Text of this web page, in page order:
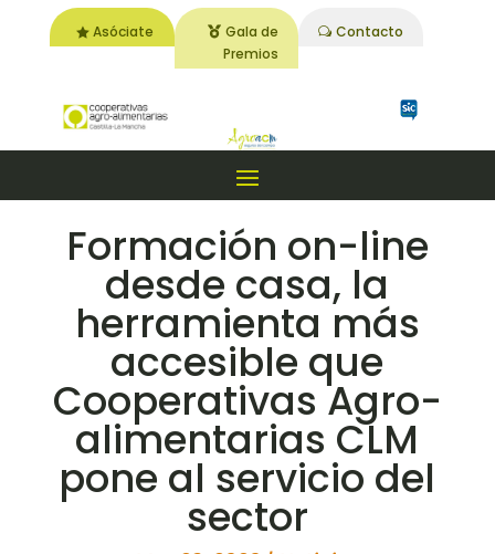
Asóciate
Gala de
Premios
Contacto
Formación on-line
desde casa, la
herramienta más
accesible que
Cooperativas Agro-
alimentarias CLM
pone al servicio del
sector